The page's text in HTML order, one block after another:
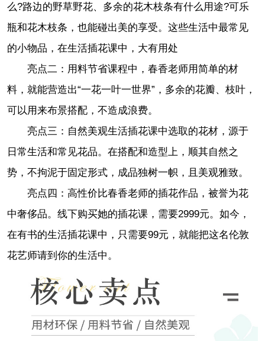
么?路边的野草野花、多余的花木枝条有什么用途?可乐
瓶和花木枝条，也能碰出美的享受。这些生活中最常见
的小物品，在生活插花课中，大有用处
亮点二：用料节省课程中，春香老师用简单的材
料，就能营造出“一花一叶一世界”，多余的花瓣、枝叶，
可以用来布景搭配，不造成浪费。
亮点三：自然美观生活插花课中选取的花材，源于
日常生活和常见花品。在搭配和造型上，顺其自然之
势，不拘泥于固定形式，成品独树一帜，且美观雅致。
亮点四：高性价比春香老师的插花作品，被誉为花
中奢侈品。线下购买她的插花课，需要2999元。如今，
在有书的生活插花课中，只需要99元，就能把这名伦敦
花艺师请到你的生活中。